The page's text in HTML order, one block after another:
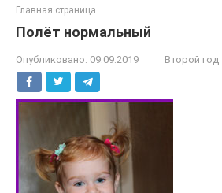
Главная страница
Полёт нормальный
Опубликовано: 09.09.2019 Второй год